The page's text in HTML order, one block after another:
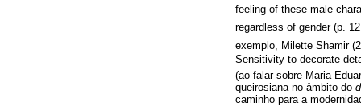
feeling of these male
regardless of gender (p.
exemplo, Milette Shamir
Sensitivity to decorate
(ao falar sobre Maria
queirosiana no âmbito do
caminho para a